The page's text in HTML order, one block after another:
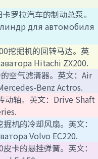
罗拉汽车的制动总泵。
для автомобиля
挖掘机的回转马达。英
Hitachi ZX200.
空气滤清器。英文：Air
Benz Actros.
动轴。英文：Drive Shaft
机的冷却风扇。英文：
Volvo EC220.
卡的悬挂弹簧。英文：